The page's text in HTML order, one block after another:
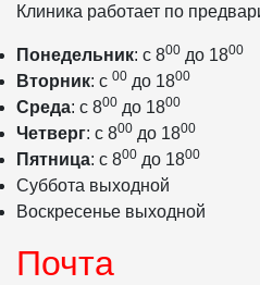
Клиника работает по
Понедельник: с 800 до 1800
Вторник: с 00 до 1800
Среда: с 800 до 1800
Четверг: с 800 до 1800
Пятница: с 800 до 1800
Суббота выходной
Воскресенье выходной
Почта